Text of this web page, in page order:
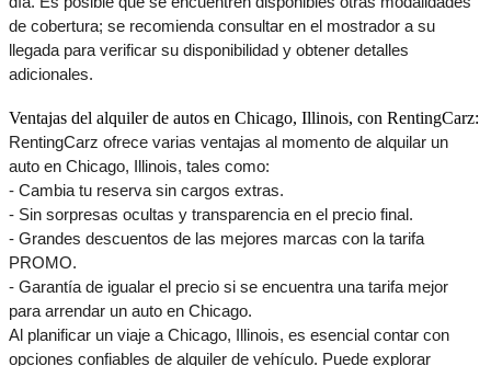
de cobertura; se recomienda consultar en el mostrador a su
llegada para verificar su disponibilidad y obtener detalles
adicionales.
Ventajas del alquiler de autos en Chicago, Illinois, con RentingCarz:
RentingCarz ofrece varias ventajas al momento de alquilar un
auto en Chicago, Illinois, tales como:
- Cambia tu reserva sin cargos extras.
- Sin sorpresas ocultas y transparencia en el precio final.
- Grandes descuentos de las mejores marcas con la tarifa
PROMO.
- Garantía de igualar el precio si se encuentra una tarifa mejor
para arrendar un auto en Chicago.
Al planificar un viaje a Chicago, Illinois, es esencial contar con
opciones confiables de alquiler de vehículo. Puede explorar